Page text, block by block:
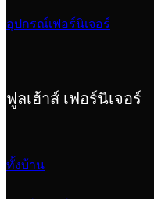
อุปกรณ์เฟอร์นิเจอร์
ฟูลเฮ้าส์ เฟอร์นิเจอร์
ทั้งบ้าน